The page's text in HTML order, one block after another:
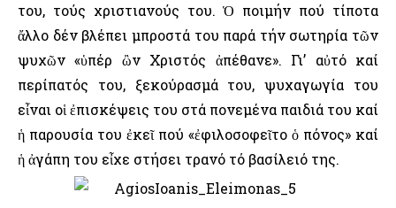
του, τούς χριστιανούς του. Ὁ ποιμήν πού τίποτα
ἄλλο δέν βλέπει μπροστά του παρά τήν σωτηρία τῶν
ψυχῶν «ὑπέρ ὢν Χριστός ἀπέθανε». Γι’ αὐτό καί
περίπατός του, ξεκούρασμά του, ψυχαγωγία του
εἶναι οἱ ἐπισκέψεις του στά πονεμένα παιδιά του καί
ἡ παρουσία του ἐκεῖ πού «ἐφιλοσοφεῖτο ὁ πόνος» καί
ἡ ἀγάπη του εἶχε στήσει τρανό τό βασίλειό της.